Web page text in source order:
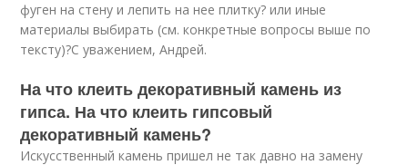
фуген на стену и лепить на нее плитку? или иные
материалы выбирать (см. конкретные вопросы выше по
тексту)?С уважением, Андрей.
На что клеить декоративный камень из
гипса. На что клеить гипсовый
декоративный камень?
Искусственный камень пришел не так давно на замену